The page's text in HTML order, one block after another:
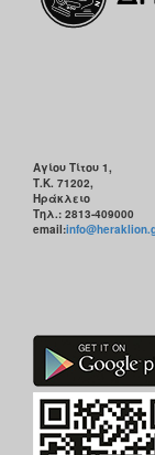
Αγίου Τίτου 1,
Τ.Κ. 71202,
Ηράκλειο
Τηλ.: 2813-409000
email: